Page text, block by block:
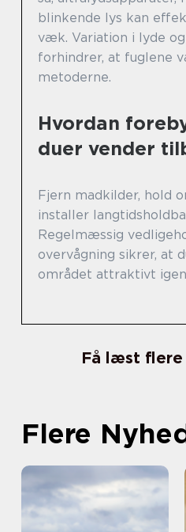
blinkende lys kan
væk. Variation i lyde
forhindrer, at fuglene
metoderne.
Hvordan
duer vender
Fjern madkilder, hold
installer
Regelmæssig
overvågning sikrer, at
området attraktivt
Få læst
Flere